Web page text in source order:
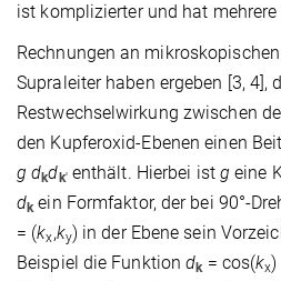
ist komplizierter und hat
Rechnungen an
Supraleiter haben ergeben [3, 4],
Restwechselwirkung zwischen
den Kupferoxid-Ebenen einen
g dkd k' enthält. Hierbei ist geine
dk ein Formfaktor, der bei 90°-
= (kx,ky) in der Ebene sein
Beispiel die Funktiondk = cos(kx